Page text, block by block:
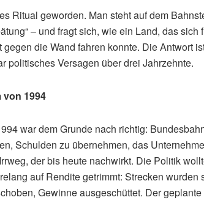
Ritual geworden. Man steht auf dem
– und fragt sich, wie ein Land, das
die Wand fahren konnte. Die Antwort
politisches Versagen über drei Jahrzehnte.
von 1994
war dem Grunde nach richtig:
Schulden zu übernehmen, das
der bis heute nachwirkt. Die Politik
auf Rendite getrimmt: Strecken wurden
Gewinne ausgeschüttet. Der